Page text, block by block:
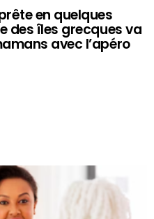
en quelques
des îles grecques va
avec l’apéro